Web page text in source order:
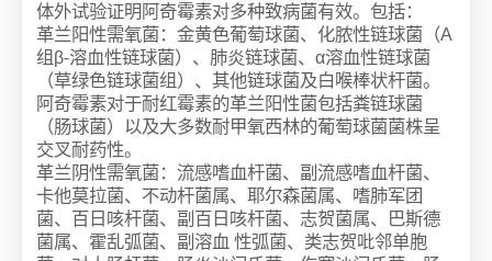
体外试验证明阿奇霉素对多种致病菌有效。包括：
革兰阳性需氧菌：金黄色葡萄球菌、化脓性链球菌（A
组β-溶血性链球菌）、肺炎链球菌、α溶血性链球菌
（草绿色链球菌组）、其他链球菌及白喉棒状杆菌。
阿奇霉素对于耐红霉素的革兰阳性菌包括粪链球菌
（肠球菌）以及大多数耐甲氧西林的葡萄球菌菌株呈
交叉耐药性。
革兰阴性需氧菌：流感嗜血杆菌、副流感嗜血杆菌、
卡他莫拉菌、不动杆菌属、耶尔森菌属、嗜肺军团
菌、百日咳杆菌、副百日咳杆菌、志贺菌属、巴斯德
菌属、霍乱弧菌、副溶血 性弧菌、类志贺吡邻单胞